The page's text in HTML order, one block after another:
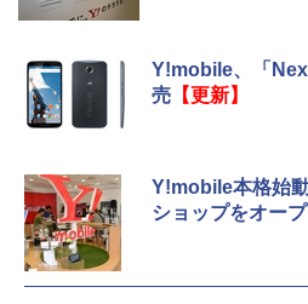
Y!mobile、「
売【更新】
Y!mobile本格始
ショップをオー